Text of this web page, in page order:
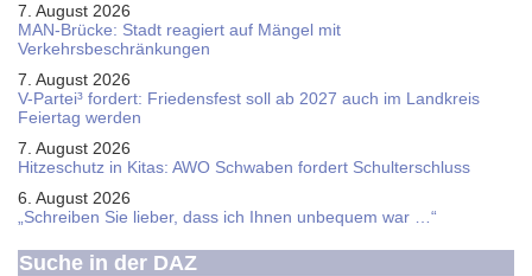
7. August 2026
MAN-Brücke: Stadt reagiert auf Mängel mit
Verkehrsbeschränkungen
7. August 2026
V-Partei­³ fordert: Friedens­fest soll ab 2027 auch im Land­kreis
Feier­tag werden
7. August 2026
Hitzeschutz in Kitas: AWO Schwaben fordert Schulterschluss
6. August 2026
„Schreiben Sie lieber, dass ich Ihnen unbequem war …“
Suche in der DAZ